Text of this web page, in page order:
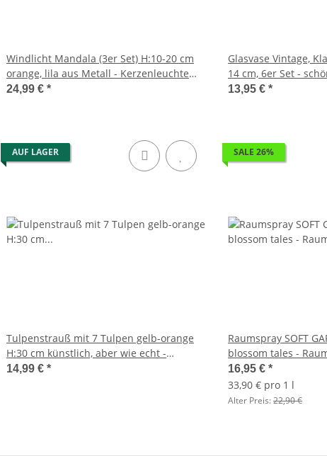
Windlicht Mandala (3er Set) H:10-20 cm
orange, lila aus Metall - Kerzenleuchte
Sommer, Kerzenhalter Frühjahr,
24,99 € *
Glasvase Vintage,
14 cm, 6er Set -
Tischdekoration
13,95 € *
AUF LAGER
Tulpenstrauß mit 7 Tulpen gelb-orange
H:30 cm künstlich, aber wie echt -
Tulpenbündel, Tulpenbund, Tischdeko
14,99 € *
SALE 26%
Raumspray SOFT
blossom tales -
Sprühflasche, Home
16,95 € *
33,90 € pro 1 l
Alter Preis:22,90 €